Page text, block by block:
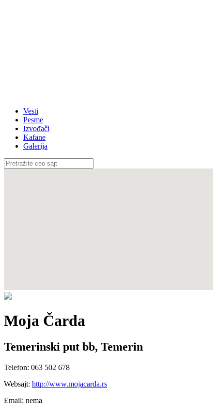
Vesti
Pesme
Izvođači
Kafane
Galerija
Moja Čarda
Temerinski put bb, Temerin
Telefon: 063 502 678
Websajt: http://www.mojacarda.rs
Email: nema